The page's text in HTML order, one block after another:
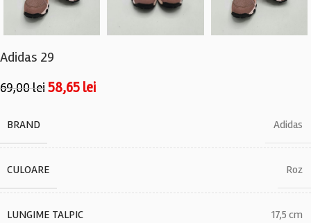
Adidas 29
69,00lei58,65 lei
BRAND Adidas
CULOARE Roz
LUNGIME TALPIC 17,5 cm